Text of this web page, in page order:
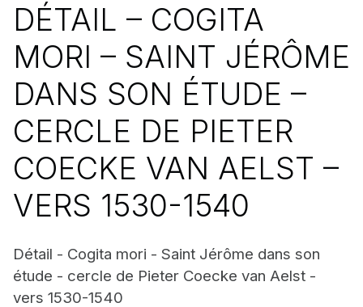
DÉTAIL – COGITA
MORI – SAINT JÉRÔME
DANS SON ÉTUDE –
CERCLE DE PIETER
COECKE VAN AELST –
VERS 1530-1540
Détail - Cogita mori - Saint Jérôme dans son
étude - cercle de Pieter Coecke van Aelst -
vers 1530-1540